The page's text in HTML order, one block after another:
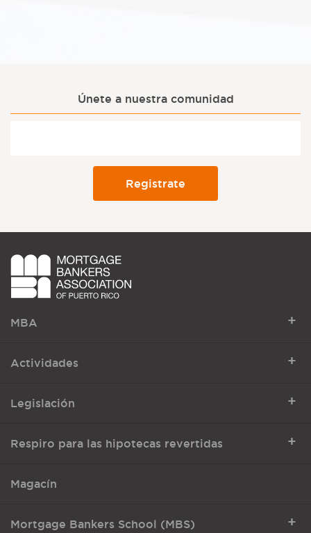
Únete a nuestra comunidad
MBA +
Actividades +
Legislación +
Respiro para las hipotecas revertidas +
Magacín
Mortgage Bankers School (MBS) +